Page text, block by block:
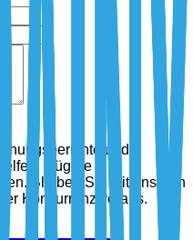
und
klügere
Bleiben Sie mit unseren
Konkurrenz voraus.